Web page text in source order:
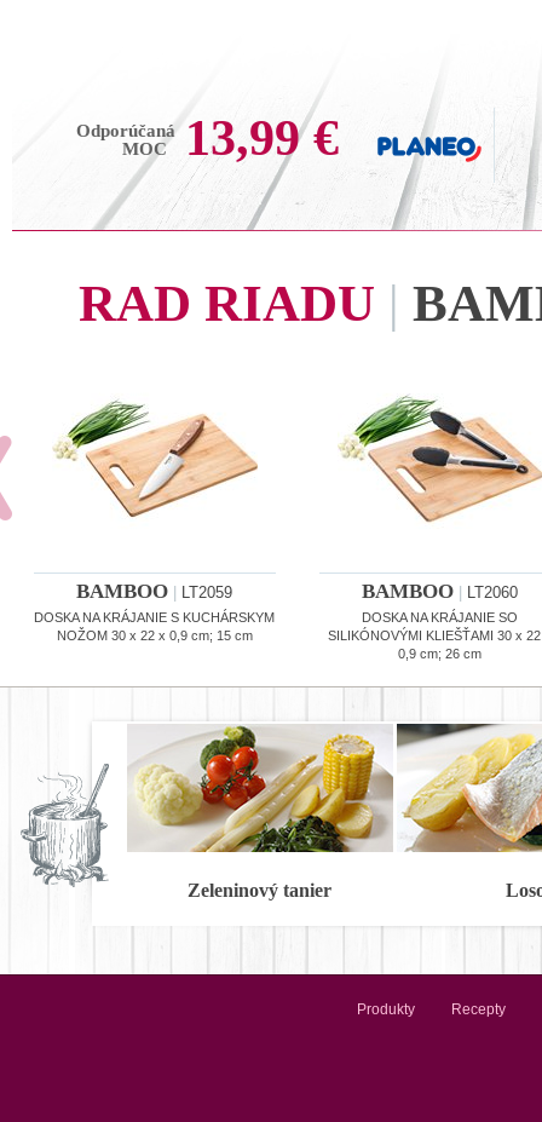
Odporúčaná
MOC
13,99 €
RAD RIADU |
BAMBOO LT2059
DOSKA NA KRÁJANIE S KUCHÁRSKYM
NOŽOM 30 x 22 x 0,9 cm; 15 cm
BAMBOO LT2060
DOSKA NA KRÁJANIE SO
SILIKÓNOVÝMI KLIEŠŤAMI 30 x
0,9 cm; 26 cm
Zeleninový tanier
Produkty Recepty